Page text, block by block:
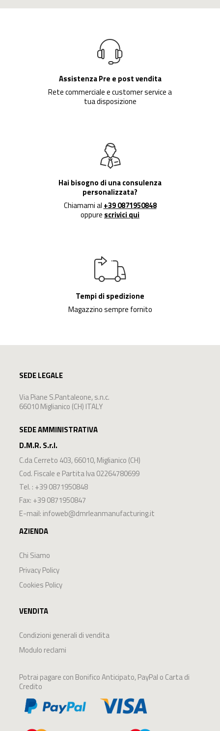
Assistenza Pre e post vendita
Rete commerciale e customer service a
tua disposizione
Hai bisogno di una consulenza
personalizzata?
Chiamami al +39 0871950848
oppure scrivici qui
Tempi di spedizione
Magazzino sempre fornito
SEDE LEGALE
Via Piane S.Pantaleone, s.n.c.
66010 Miglianico (CH) ITALY
SEDE AMMINISTRATIVA
D.M.R. S.r.l.
C.da Cerreto 403,66010,Miglianico (CH)
Cod. Fiscale e Partita Iva 02264780699
Tel. : +39 0871950848
Fax: +39 0871950847
E-mail: infoweb@dmrleanmanufacturing.it
AZIENDA
Chi Siamo
Privacy Policy
Cookies Policy
VENDITA
Condizioni generali di vendita
Modulo reclami
Potrai pagare con Bonifico Anticipato, PayPal o Carta di
Credito